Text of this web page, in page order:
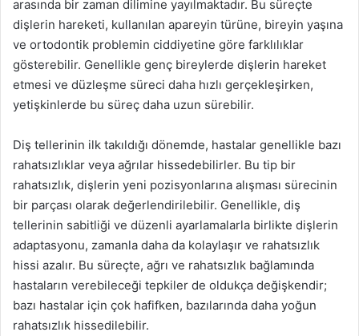
arasında bir zaman dilimine yayılmaktadır. Bu süreçte
dişlerin hareketi, kullanılan apareyin türüne, bireyin yaşına
ve ortodontik problemin ciddiyetine göre farklılıklar
gösterebilir. Genellikle genç bireylerde dişlerin hareket
etmesi ve düzleşme süreci daha hızlı gerçekleşirken,
yetişkinlerde bu süreç daha uzun sürebilir.
Diş tellerinin ilk takıldığı dönemde, hastalar genellikle bazı
rahatsızlıklar veya ağrılar hissedebilirler. Bu tip bir
rahatsızlık, dişlerin yeni pozisyonlarına alışması sürecinin
bir parçası olarak değerlendirilebilir. Genellikle, diş
tellerinin sabitliği ve düzenli ayarlamalarla birlikte dişlerin
adaptasyonu, zamanla daha da kolaylaşır ve rahatsızlık
hissi azalır. Bu süreçte, ağrı ve rahatsızlık bağlamında
hastaların verebileceği tepkiler de oldukça değişkendir;
bazı hastalar için çok hafifken, bazılarında daha yoğun
rahatsızlık hissedilebilir.